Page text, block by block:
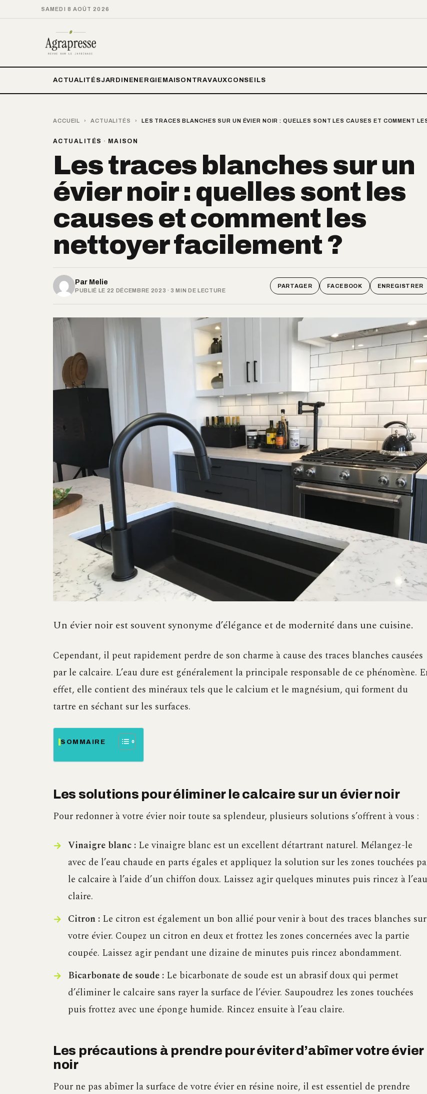
SAMEDI 8 AOÛT 2026
ACTUALITÉSJARDIN ENERGIE MAISON TRAVAUXCONSEILS
ACCUEIL › ACTUALITÉS › LES TRACES BLANCHES SUR UN ÉVIER NOIR : QUELLES SONT LES CAUSES ET COMMENT
ACTUALITÉS · MAISON
Les traces blanches sur un
évier noir : quelles sont les
causes et comment les
nettoyer facilement ?
Par Melie
PUBLIÉ LE 22 DÉCEMBRE 2023 · 3 MIN DE LECTURE
PARTAGER FACEBOOK ENREGISTRER
Un évier noir est souvent synonyme d’élégance et de modernité dans une cuisine.
Cependant, il peut rapidement perdre de son charme à cause des traces blanches causées
par le calcaire. L’eau dure est généralement la principale responsable de ce phénomène.
effet, elle contient des minéraux tels que le calcium et le magnésium, qui forment du
tartre en séchant sur les surfaces.
SOMMAIRE
Les solutions pour éliminer le calcaire sur un évier noir
Pour redonner à votre évier noir toute sa splendeur, plusieurs solutions s’offrent à vous :
Vinaigre blanc :Le vinaigre blanc est un excellent détartrant naturel. Mélangez-le
avec de l’eau chaude en parts égales et appliquez la solution sur les zones touchées
le calcaire à l’aide d’un chiffon doux. Laissez agir quelques minutes puis rincez à l’eau
claire.
Citron :Le citron est également un bon allié pour venir à bout des traces blanches sur
votre évier. Coupez un citron en deux et frottez les zones concernées avec la partie
coupée. Laissez agir pendant une dizaine de minutes puis rincez abondamment.
Bicarbonate de soude :Le bicarbonate de soude est un abrasif doux qui permet
d’éliminer le calcaire sans rayer la surface de l’évier. Saupoudrez les zones touchées
puis frottez avec une éponge humide. Rincez ensuite à l’eau claire.
Les précautions à prendre pour éviter d’abîmer votre évier
noir
Pour ne pas abîmer la surface de votre évier en résine noire, il est essentiel de prendre